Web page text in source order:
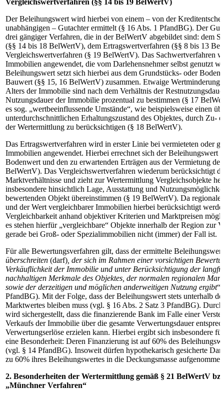
Der Beleihungswert wird hierbei von einem – von der
unabhängigen – Gutachter ermittelt (§ 16 Abs. 1 PfandBG). Der
drei gängiger Verfahren, die in der BelWertV abgebildet sind: dem
(§§ 14 bis 18 BelWertV), dem Ertragswertverfahren (§§ 8 bis 13
Vergleichswertverfahren (§ 19 BelWertV). Das Sachwertverfahren
Immobilien angewendet, die vom Darlehensnehmer selbst genutzt
Beleihungswert setzt sich hierbei aus dem Grundstücks- oder
Bauwert (§§ 15, 16 BelWertV) zusammen. Etwaige
Alters der Immobilie sind nach dem Verhältnis der
Nutzungsdauer der Immobilie prozentual zu bestimmen (§ 17
es sog. „wertbeeinflussende Umstände“, wie beispielsweise einen
unterdurchschnittlichen Erhaltungszustand des Objektes, durch Zu-
der Wertermittlung zu berücksichtigen (§ 18 BelWertV).
Das Ertragswertverfahren wird in erster Linie bei vermieteten oder
Immobilien angewendet. Hierbei errechnet sich der Beleihungswert
Bodenwert und den zu erwartenden Erträgen aus der Vermietung
BelWertV). Das Vergleichswertverfahren wiederum berücksichtigt
Marktverhältnisse und zieht zur Wertermittlung Vergleichsobjekte
insbesondere hinsichtlich Lage, Ausstattung und
bewertenden Objekt übereinstimmen (§ 19 BelWertV). Da regionale
und der Wert vergleichbarer Immobilien hierbei berücksichtigt
Vergleichbarkeit anhand objektiver Kriterien und Marktpreisen
es stehen hierfür „vergleichbare“ Objekte innerhalb der Region zur
gerade bei Groß- oder Spezialimmobilien nicht (immer) der Fall ist.
Für alle Bewertungsverfahren gilt, dass der ermittelte
überschreiten (darf) , der sich im Rahmen einer vorsichtigen
Verkäuflichkeit der Immobilie und unter Berücksichtigung der
nachhaltigen Merkmale des Objektes, der normalen regionalen
sowie der derzeitigen und möglichen anderweitigen Nutzung ergibt“
PfandBG). Mit der Folge, dass der Beleihungswert stets unterhalb
Marktwertes bleiben muss (vgl. § 16 Abs. 2 Satz 3 PfandBG). Durch
wird sichergestellt, dass die finanzierende Bank im Falle einer
Verkaufs der Immobilie über die gesamte Verwertungsdauer
Verwertungserlöse erzielen kann. Hierbei ergibt sich insbesondere
eine Besonderheit: Deren Finanzierung ist auf 60% des
(vgl. § 14 PfandBG). Insoweit dürfen hypothekarisch gesicherte
zu 60% ihres Beleihungswertes in die Deckungsmasse
2. Besonderheiten der Wertermittlung gemäß § 21 BelWertV
„Münchner Verfahren“